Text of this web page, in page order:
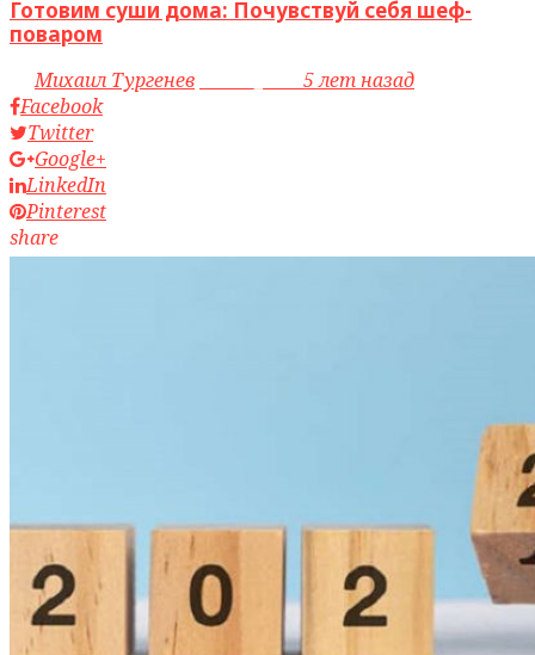
Готовим суши дома: Почувствуй себя шеф-
поваром
byМихаил Тургенев
5 лет назад
Facebook
Twitter
Google+
LinkedIn
Pinterest
share